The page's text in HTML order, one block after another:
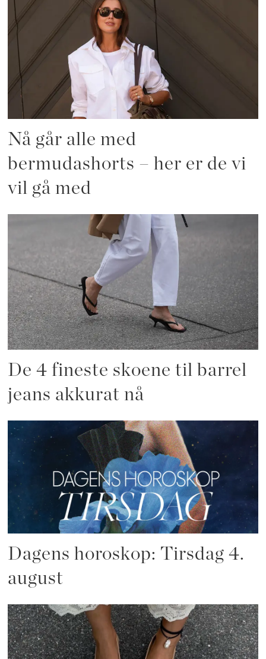
Nå går alle med
bermudashorts – her er de vi
vil gå med
De 4 fineste skoene til barrel
jeans akkurat nå
Dagens horoskop: Tirsdag 4.
august